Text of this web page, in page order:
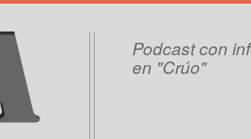
Podcast con
en "Crúo"